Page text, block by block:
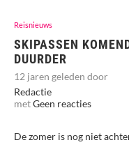
Reisnieuws
SKIPASSEN
DUURDER
12 jaren geleden door
Redactie
metGeen reacties
De zomer is nog niet